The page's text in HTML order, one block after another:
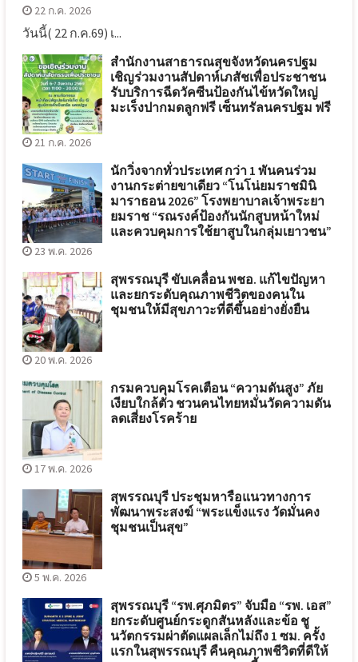
22 ก.ค. 2026
วันนี้( 22 ก.ค.69) เ...
สำนักงานสาธารณสุขจังหวัดนครปฐม
เชิญร่วมงานสัปดาห์เภสัชเพื่อประชาชน
รับบริการฉีดวัคซีนป้องกันไข้หวัดใหญ่
มะเร็งปากมดลูกฟรี เซ็นทรัลนครปฐม ฟรี
21 ก.ค. 2026
นักวิ่งจากทั่วประเทศ กว่า 1 พันคนร่วม
งานกระต่ายขาเดียว “โนโน่ยมราชมินิ
มาราธอน 2026” โรงพยาบาลเจ้าพระยา
ยมราช “รณรงค์ป้องกันนักสูบหน้าใหม่
และควบคุมการใช้ยาสูบในกลุ่มเยาวชน”
23 พ.ค. 2026
สุพรรณบุรี ขับเคลื่อน พชอ. แก้ไขปัญหา
และยกระดับคุณภาพชีวิตของคนใน
ชุมชนให้มีสุขภาวะที่ดีขึ้นอย่างยั่งยืน
20 พ.ค. 2026
กรมควบคุมโรคเตือน “ความดันสูง” ภัย
เงียบใกล้ตัว ชวนคนไทยหมั่นวัดความดัน
ลดเสี่ยงโรคร้าย
17 พ.ค. 2026
สุพรรณบุรี ประชุมหารือแนวทางการ
พัฒนาพระสงฆ์ “พระแข็งแรง วัดมั่นคง
ชุมชนเป็นสุข”
5 พ.ค. 2026
สุพรรณบุรี “รพ.ศุภมิตร” จับมือ “รพ. เอส”
ยกระดับศูนย์กระดูกสันหลังและข้อ ชู
นวัตกรรมผ่าตัดแผลเล็กไม่ถึง 1 ซม. ครั้ง
แรกในสุพรรณบุรี คืนคุณภาพชีวิตที่ดีให้